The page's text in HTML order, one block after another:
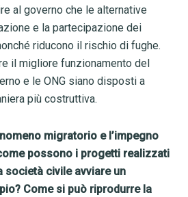
al governo che le alternative
e la partecipazione dei
riducono il rischio di fughe.
il migliore funzionamento del
e le ONG siano disposti a
più costruttiva.
migratorio e l’impegno
possono i progetti realizzati
società civile avviare un
Come si può riprodurre la